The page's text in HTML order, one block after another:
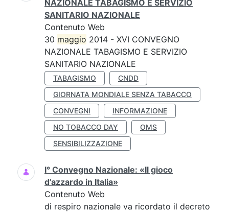
NAZIONALE TABAGISMO E SERVIZIO
SANITARIO NAZIONALE
Contenuto Web
30 maggio 2014 - XVI CONVEGNO
NAZIONALE TABAGISMO E SERVIZIO
SANITARIO NAZIONALE
TABAGISMO
CNDD
GIORNATA MONDIALE SENZA TABACCO
CONVEGNI
INFORMAZIONE
NO TOBACCO DAY
OMS
SENSIBILIZZAZIONE
I° Convegno Nazionale: «Il gioco
d’azzardo in Italia»
Contenuto Web
di respiro nazionale va ricordato il decreto